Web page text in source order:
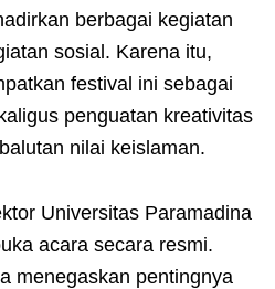
berbagai kegiatan
sosial. Karena itu,
festival ini sebagai
penguatan kreativitas
nilai keislaman.
Universitas Paramadina
acara secara resmi.
menegaskan pentingnya